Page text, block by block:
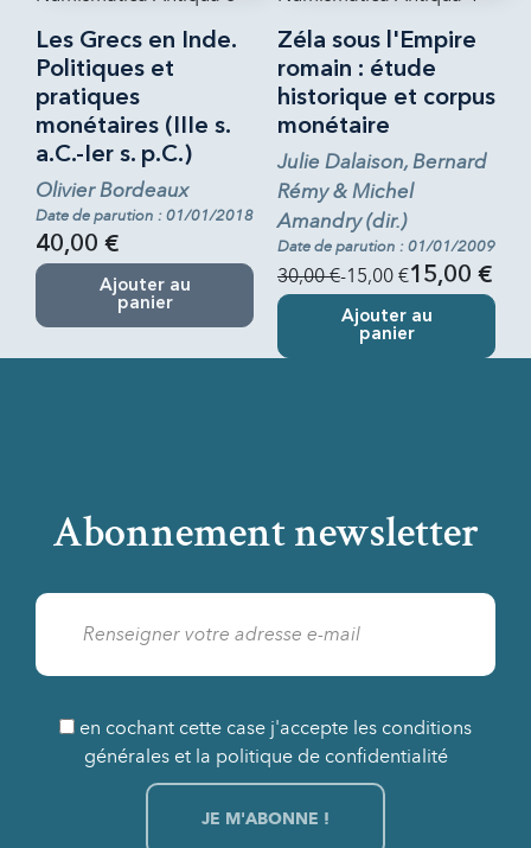
Les Grecs en Inde.
Politiques et
pratiques
monétaires (IIIe s.
a.C.-Ier s. p.C.)
Olivier Bordeaux
Date de parution : 01/01/2018
40,00 €
Ajouter au
panier
Zéla sous l'Empire
romain : étude
historique et corpus
monétaire
Julie Dalaison, Bernard
Rémy & Michel
Amandry (dir.)
Date de parution : 01/01/2009
30,00 €-15,00 €15,00 €
Ajouter au
panier
Abonnement newsletter
en cochant cette case j'accepte les conditions
générales et la politique de confidentialité